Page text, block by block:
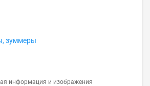
зуммеры
информация и изображения